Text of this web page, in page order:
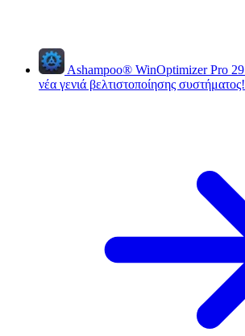
Ashampoo® WinOptimizer Pro 29
νέα γενιά βελτιστοποίησης συστήματος!